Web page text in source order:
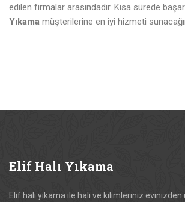
edilen firmalar arasındadır. Kısa sürede
Yıkama müşterilerine en iyi hizmeti
Elif Halı Yıkama
Elif halı yıkama ile halı ve kilimleriniz